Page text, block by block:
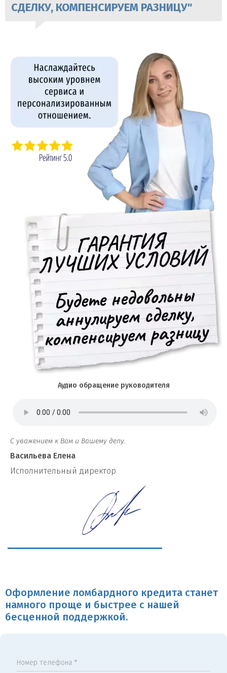
СДЕЛКУ, КОМПЕНСИРУЕМ РАЗНИЦУ"
Аудио обращение руководителя
С уважением к Вам и Вашему делу.
Васильева Елена
И сполнительный директор
Оформление ломбардного кредита станет
намного проще и быстрее с нашей
бесценной поддержкой.
Номер телефона *